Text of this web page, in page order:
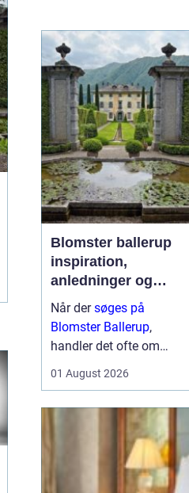
lokal kultur. Her
forvandles fisk fra havet
til røgede delikatesser
med dyb sm...
Blomster ballerup
inspiration,
anledninger og
lokale muligheder
Når dersøges på
Blomster Ballerup,
handler det ofte om
hurtig buket. Blomster
livets største øjeblikke,
sige farvel på en værdig
måde eller skabe hygge i
01 August 2026